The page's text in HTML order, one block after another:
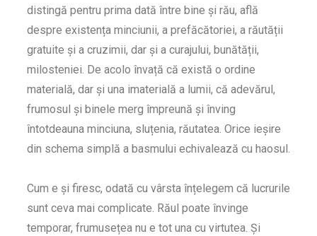
distingă pentru prima dată între bine și rău, află
despre existența minciunii, a prefăcătoriei, a răutății
gratuite și a cruzimii, dar și a curajului, bunătății,
milosteniei. De acolo învață că există o ordine
materială, dar și una imaterială a lumii, că adevărul,
frumosul și binele merg împreună și înving
întotdeauna minciuna, sluțenia, răutatea. Orice ieșire
din schema simplă a basmului echivalează cu haosul.
Cum e și firesc, odată cu vârsta înțelegem că lucrurile
sunt ceva mai complicate. Răul poate învinge
temporar, frumusețea nu e tot una cu virtutea. Și